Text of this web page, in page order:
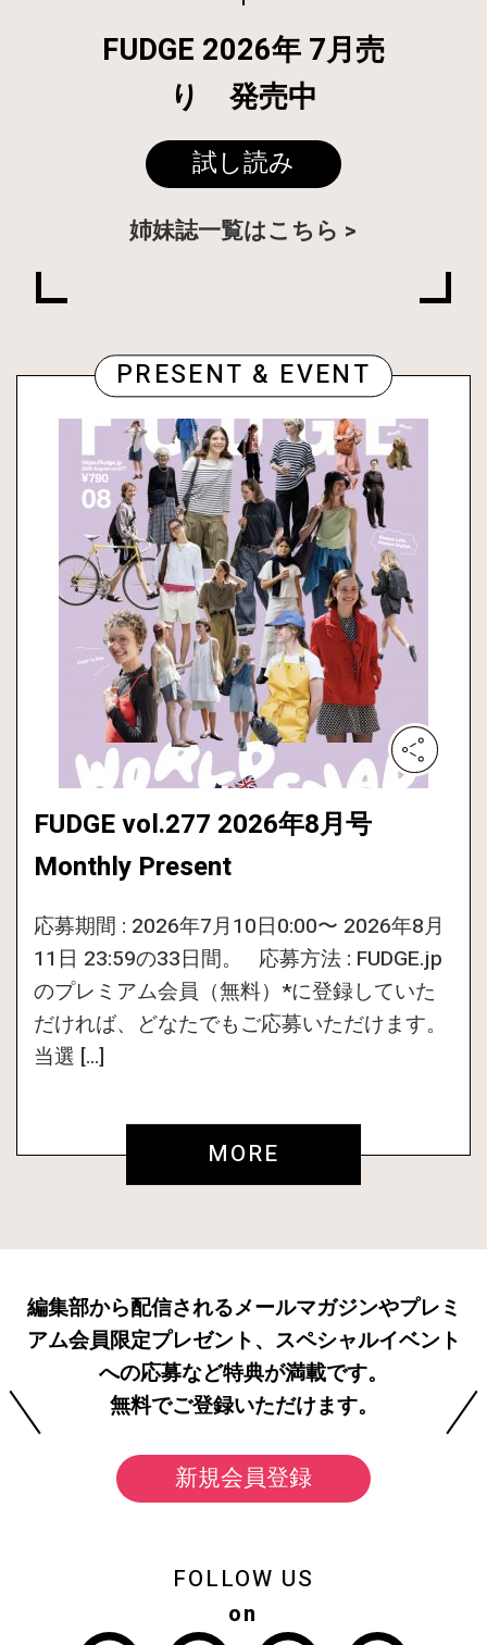
FUDGE 2026年 7月売
り 発売中
試し読み
姉妹誌一覧はこちら
PRESENT & EVENT
FUDGE vol.277 2026年8月号
Monthly Present
応募期間 : 2026年7月10日0:00〜 2026年8月
11日 23:59の33日間。 応募方法 : FUDGE.jp
のプレミアム会員（無料）*に登録していた
だければ、どなたでもご応募いただけます。
当選 […]
MORE
編集部から配信されるメールマガジンやプレミ
アム会員限定プレゼント、スペシャルイベント
への応募など特典が満載です。
無料でご登録いただけます。
新規会員登録
FOLLOW US
on